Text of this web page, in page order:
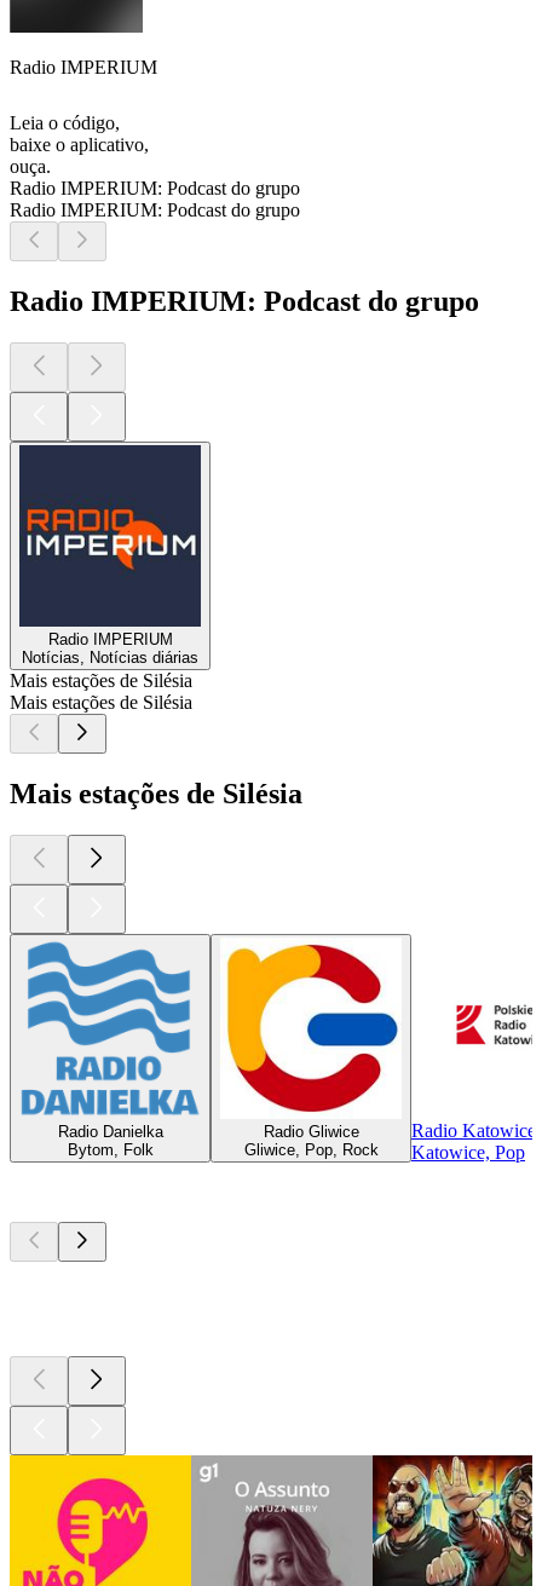
Radio IMPERIUM
Leia o código,
baixe o aplicativo,
ouça.
Radio IMPERIUM: Podcast do grupo
Radio IMPERIUM: Podcast do grupo
Radio IMPERIUM: Podcast do grupo
Radio IMPERIUM
Notícias, Notícias diárias
Mais estações de Silésia
Mais estações de Silésia
Mais estações de Silésia
Radio Danielka
Bytom, Folk
Radio Gliwice
Gliwice, Pop, Rock
Radio Katowice
Katowice, Pop